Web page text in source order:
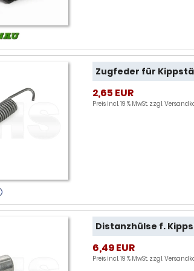
Zugfeder für
2,65 EUR
Preis incl. 19 % MwSt. zzgl.
Distanzhülse f.
6,49 EUR
Preis incl. 19 % MwSt. zzgl.